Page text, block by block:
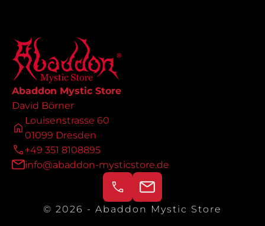
Abaddon Mystic Store
David Börner
Louisenstrasse 60
01099 Dresden
+49 351 8108895
info@abaddon-mysticstore.de
© 2026 - Abaddon Mystic Store